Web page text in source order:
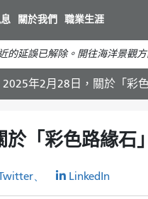
關於我們 職業生涯
的延誤已解除。開往海洋景觀
2025年2月28日，關於「彩
於「彩色路緣石
、 LinkedIn